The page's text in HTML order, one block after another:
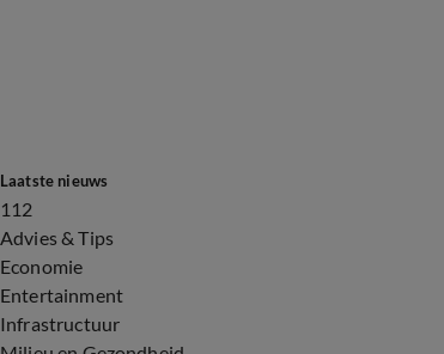
Laatste nieuws
112
Advies & Tips
Economie
Entertainment
Infrastructuur